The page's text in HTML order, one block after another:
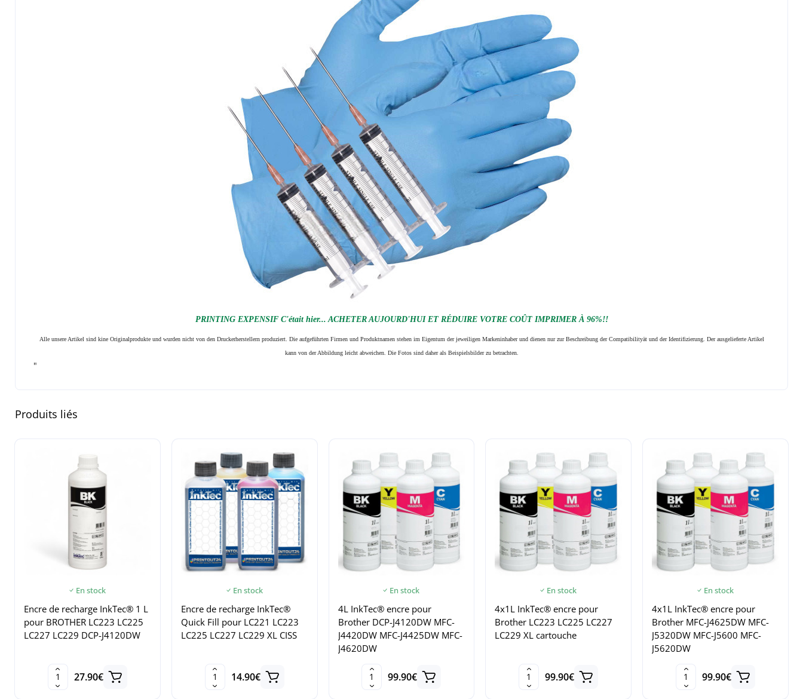
PRINTING EXPENSIF C'était hier... ACHETER AUJOURD'HUI ET RÉDUIRE VOTRE COÛT IMPRIMER À 96%!!
Alle unsere Artikel sind kine Originalprodukte und wurden nicht von den Druckerherstellern produziert. Die aufgeführten Firmen und Produktnamen stehen im Eigentum der jeweiligen Markeninhaber und dienen nur zur Beschreibung der Compatibilityät und der Identifizierung. Der ausgelieferte Artikel
kann von der Abbildung leicht abweichen. Die Fotos sind daher als Beispielsbilder zu betrachten.
"
Produits liés
En stock
Encre de recharge InkTec® 1 L
pour BROTHER LC223 LC225
LC227 LC229 DCP-J4120DW
27.90€
En stock
Encre de recharge InkTec®
Quick Fill pour LC221 LC223
LC225 LC227 LC229 XL CISS
14.90€
En stock
4L InkTec® encre pour
Brother DCP-J4120DW MFC-
J4420DW MFC-J4425DW MFC-
J4620DW
99.90€
En stock
4x1L InkTec® encre pour
Brother LC223 LC225 LC227
LC229 XL cartouche
99.90€
En stock
4x1L InkTec® encre pour
Brother MFC-J4625DW MFC-
J5320DW MFC-J5600 MFC-
J5620DW
99.90€